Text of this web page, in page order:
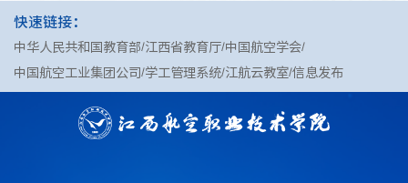
快速链接：
中华人民共和国教育部 江西省教育厅 中国航空学会
中国航空工业集团公司 学工管理系统 江航云教室信息发布